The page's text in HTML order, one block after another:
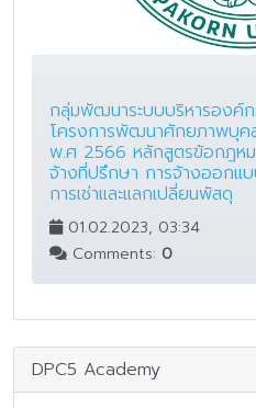
กลุ่มพัฒนาระบบบริหารองค์
โครงการพัฒนาศักยภาพบุค
พ.ศ 2566 หลักสูตรข้อกฎหม
จ้างที่ปรึกษา การจ้างออกเ
การเช่าและแลกเปลี่ยนพัสดุ
01.02.2023, 03:34
Comments: 0
DPC5 Academy